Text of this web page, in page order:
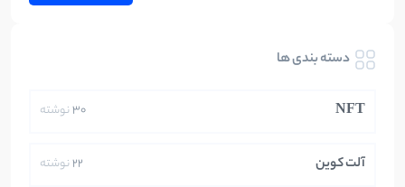
دسته بندی ها
NFT
30نوشته
آلت کوین 22نوشته